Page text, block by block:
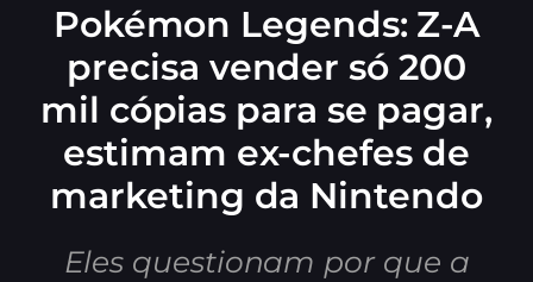
Pokémon Legends: Z-A
precisa vender só 200
mil cópias para se pagar,
estimam ex-chefes de
marketing da Nintendo
Eles questionam por que a